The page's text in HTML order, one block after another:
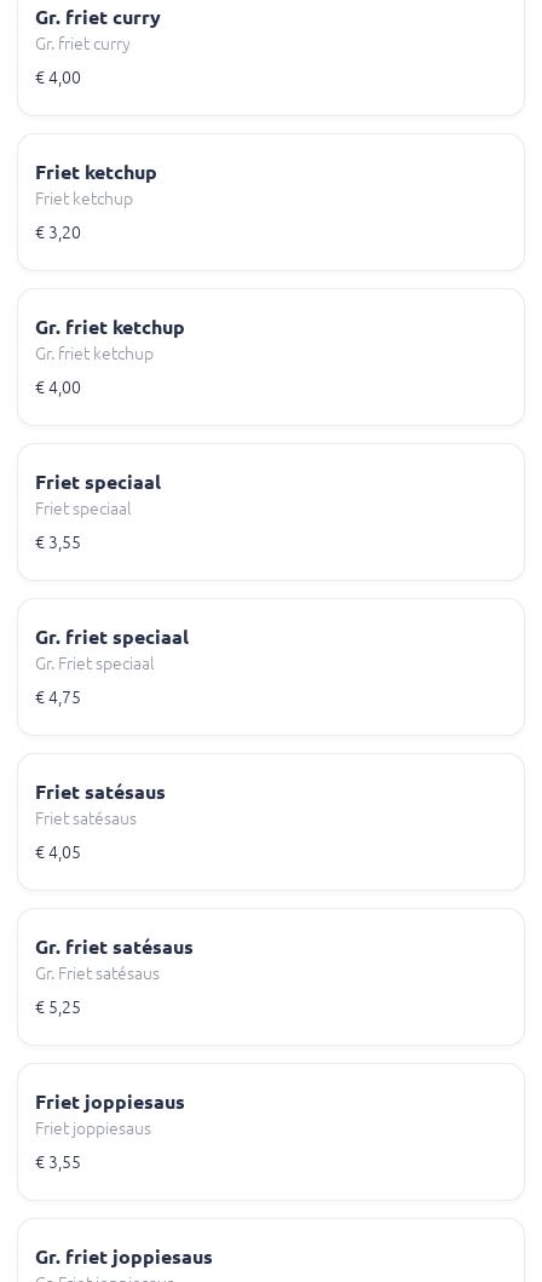
Gr. friet curry
Gr. friet curry
€ 4,00
Friet ketchup
Friet ketchup
€ 3,20
Gr. friet ketchup
Gr. friet ketchup
€ 4,00
Friet speciaal
Friet speciaal
€ 3,55
Gr. friet speciaal
Gr. Friet speciaal
€ 4,75
Friet satésaus
Friet satésaus
€ 4,05
Gr. friet satésaus
Gr. Friet satésaus
€ 5,25
Friet joppiesaus
Friet joppiesaus
€ 3,55
Gr. friet joppiesaus